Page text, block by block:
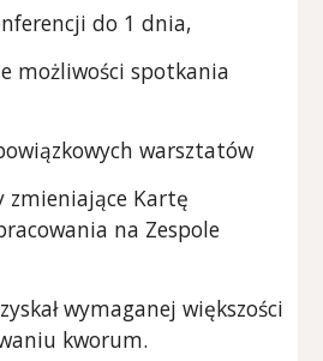
do 1 dnia,
możliwości spotkania
warsztatów
zmieniające Kartę
na Zespole
wymaganej większości
kworum.